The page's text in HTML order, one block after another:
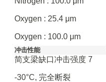
Oxygen : 25.4 μm
Oxygen : 100.0 μm
冲击性能
简支梁缺口冲击强度 7
-30°C, 完全断裂